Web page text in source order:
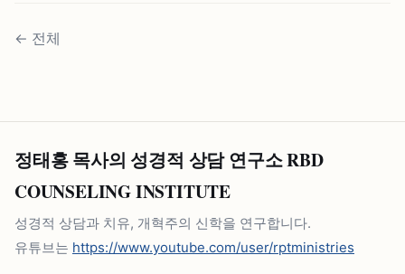
← 전체
정태홍 목사의 성경적 상담 연구소 RBD
COUNSELING INSTITUTE
성경적 상담과 치유, 개혁주의 신학을 연구합니다.
유튜브는 https://www.youtube.com/user/rptministries